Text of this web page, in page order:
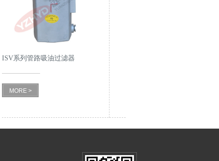
ISV系列管路吸油过滤器
MORE >